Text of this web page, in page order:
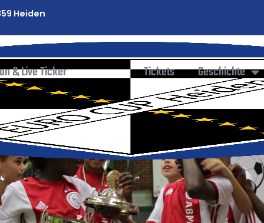
Heiden
& Live Ticker Tickets Geschichte